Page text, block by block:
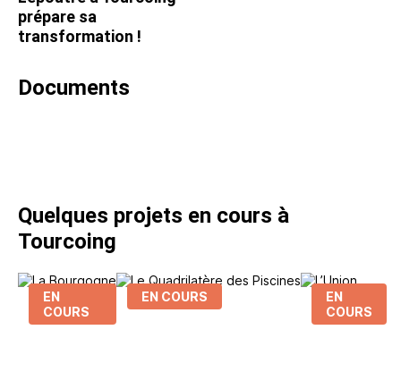
prépare sa
transformation !
Documents
Quelques projets en cours à
Tourcoing
EN
COURS
EN COURS
EN
COURS